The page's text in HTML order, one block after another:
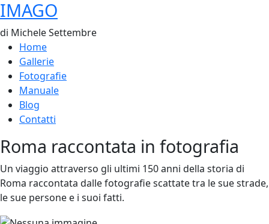
IMAGO
di Michele Settembre
Home
Gallerie
Fotografie
Manuale
Blog
Contatti
Roma raccontata in fotografia
Un viaggio attraverso gli ultimi 150 anni della storia di
Roma raccontata dalle fotografie scattate tra le sue strade,
le sue persone e i suoi fatti.